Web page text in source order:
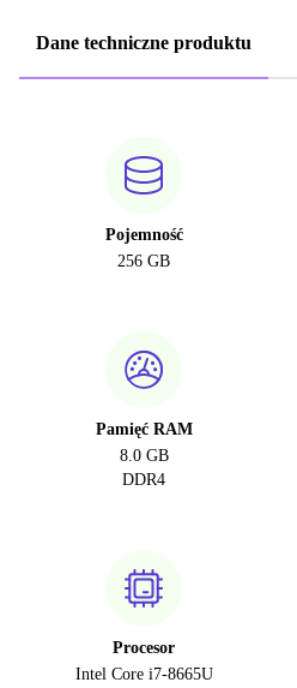
Dane techniczne produktu
Pojemność
256 GB
Pamięć RAM
8.0 GB
DDR4
Procesor
Intel Core i7-8665U